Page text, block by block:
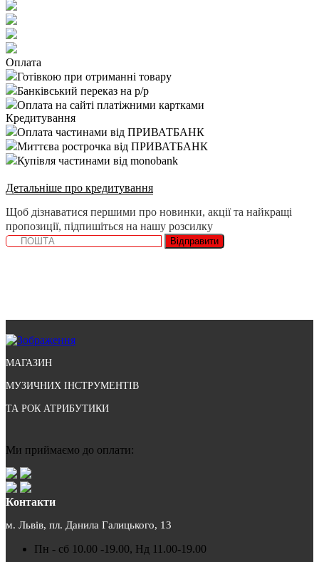
Оплата
Готівкою при отриманні товару
Банківський переказ на р/р
Оплата на сайті платіжними картками
Кредитування
Оплата частинами від ПРИВАТБАНК
Миттєва рострочка від ПРИВАТБАНК
Купівля частинами від monobank
Детальніше про кредитування
Щоб дізнаватися першими про новинки, акції та найкращі
пропозиції, підпишіться на нашу розсилку
Відправити
МАГАЗИН
МУЗИЧНИХ ІНСТРУМЕНТІВ
ТА РОК АТРИБУТИКИ
Ми приймаємо до оплати:
Контакти
м. Львів, пл. Данила Галицького, 13
Пн - сб 10.00 -19.00, Нд 11.00-19.00